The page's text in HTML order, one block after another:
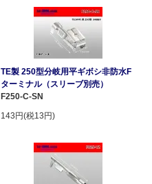
TE製 250型分岐用平ギボシ非防水F
ターミナル（スリーブ別売）
F250-C-SN
143円(税13円)